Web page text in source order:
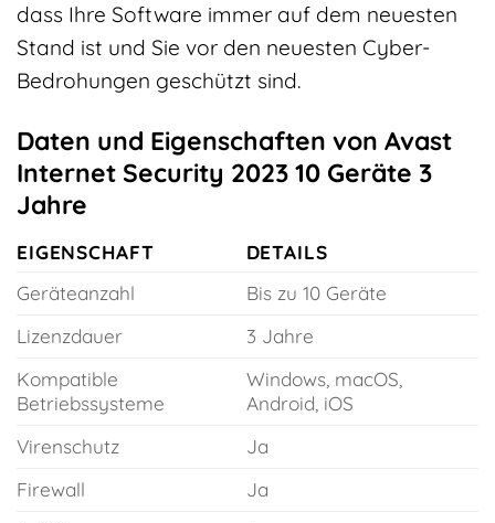
dass Ihre Software immer auf dem neuesten
Stand ist und Sie vor den neuesten Cyber-
Bedrohungen geschützt sind.
Daten und Eigenschaften von Avast
Internet Security 2023 10 Geräte 3
Jahre
EIGENSCHAFT
DETAILS
Geräteanzahl
Bis zu 10 Geräte
Lizenzdauer
3 Jahre
Kompatible
Betriebssysteme
Windows, macOS,
Android, iOS
Virenschutz
Ja
Firewall
Ja